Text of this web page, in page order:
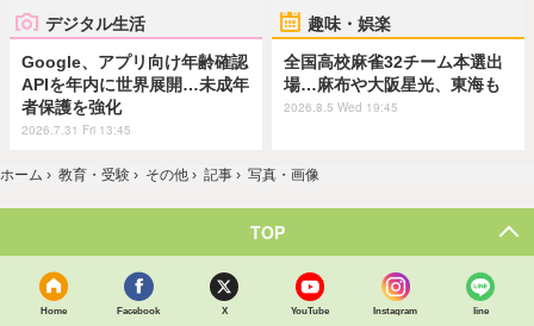
デジタル生活
Google、アプリ向け年齢確認
APIを年内に世界展開…未成年
者保護を強化
2026.7.31 Fri 13:45
趣味・娯楽
全国高校麻雀32チーム本選出
場…麻布や大阪星光、東海も
2026.8.5 Wed 19:45
ホーム › 教育・受験 › その他 › 記事 › 写真・画像
TOP
Home Facebook X YouTube Instagram line